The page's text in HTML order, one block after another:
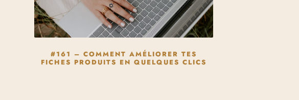
#161 – COMMENT AMÉLIORER TES
FICHES PRODUITS EN QUELQUES CLICS